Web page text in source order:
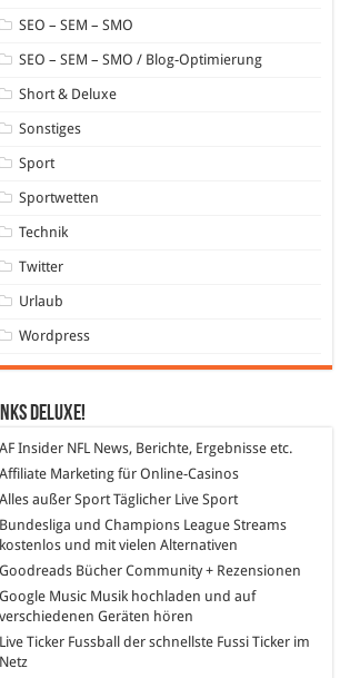
SEO – SEM – SMO
SEO – SEM – SMO / Blog-Optimierung
Short & Deluxe
Sonstiges
Sport
Sportwetten
Technik
Twitter
Urlaub
Wordpress
DeLuXe!
AF InsiderNFL News, Berichte, Ergebnisse etc.
Affiliate Marketingfür Online-Casinos
Alles außer SportTäglicher Live Sport
Bundesliga und Champions League Streams
kostenlos und mit vielen Alternativen
GoodreadsBücher Community + Rezensionen
Google MusicMusik hochladen und auf
verschiedenen Geräten hören
Live Ticker Fussball
der schnellste Fussi Ticker im
Netz